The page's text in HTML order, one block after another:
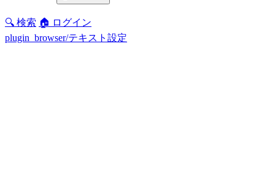
🔍 検索 🏠 ログイン
plugin_browser/テキスト設定